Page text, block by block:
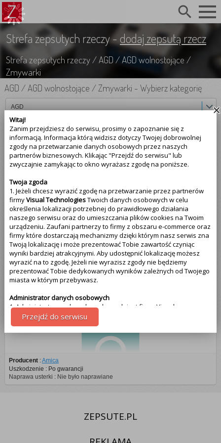
Witaj!
Zanim przejdziesz do serwisu, prosimy o zapoznanie się z
informacją. Informacja którą widzisz dotyczy Twojej dobrowolnej
zgody na przetwarzanie danych osobowych przez naszych
partnerów biznesowych. Klikając "Przejdź do serwisu" lub
zwyczajnie zamykając to okno wyrażasz zgodę na poniższe.
Twoja zgoda
1. Jeżeli chcesz wyrazić zgodę na przetwarzanie przez partnerów
firmyVisual TechnologiesTwoich danych osobowych w celu
określenia lokalizacji potrzebnej do prawidłowego działania
naszego serwisu oraz do umieszczania plików cookies na Twoim
urządzeniu. Zaufani partnerzy to firmy z obszaru e-commerce oraz
firmy które dostarczają mechanizmy dzięki którym nasz serwis zna
Twoją lokalizację i może prezentować Tobie zawartość czyniąc
wyniki bardziej atrakcyjnymi. Aby udostępnić lokalizację możesz
wyrazić na to zgodę. Jeżeli nie wyrazisz zgody nie będziemy
prezentować Tobie dedykowanych wyników zależnych od Twojego
miasta w którym przebywasz.
Administrator danych osobowych
1. Administratorem danych osobowych jest firma Visual
Technologies, więcej informacji na temat naszej firmy znajdziesz na
samym dole strony - klikając na link kontakt. Pamiętaj że Twoja
zgoda może być w każdej chwili cofnięta. Jeżeli wyrażasz zgodę, o
którą wyżej prosimy, administratorami Twoich danych osobowych
prywatności serwisu.
Cel przetwarzania danych
1.Celem przetwarzania danych jest dostosowanie treści serwisu do
dole - link polityka prywatności.
Przysługują Tobie następujące uprawnienia z tytułu przetwarzania
Przejdź do serwisu
search
Strefa zepsutych rzeczy - dodaj zepsutą rzecz
Strefa zepsutych rzeczy/AGD /AGD wolnostojące /
Zmywarki
AGD /AGD wolnostojące /Zmywarki - Wybierz kategorię
AGD
AGD wolnostojące
Zmywarki
Najczęściej psujące sięzmywarki
Amica (1)
Zmywarka Amica
Producent:Amica
Uszkodzenie : Po gwarancji
Naprawa usterki : Nie było naprawiane
ZEPSUTE.PL